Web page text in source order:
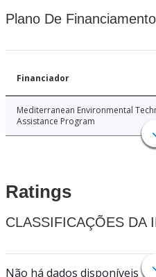
Plano De
Financiador
Mediterranean Environmental
Assistance Program
Ratings
CLASSIFICAÇÕES DA
Não há dados disponíveis